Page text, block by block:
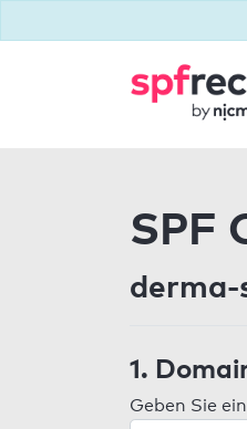
SPF
1.
Geben Sie